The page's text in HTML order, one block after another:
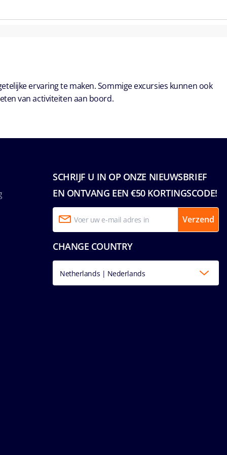
ervaring te maken. Sommige excursies kunnen ook
van activiteiten aan boord.
SCHRIJF U IN OP ONZE NIEUWSBRIEF
EN ONTVANG EEN €50 KORTINGSCODE!
Verzend
CHANGE COUNTRY
Netherlands | Nederlands